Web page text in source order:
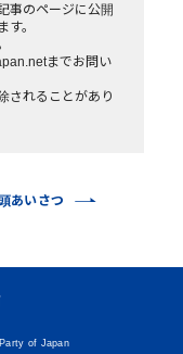
事のページに公開
。
までお問い
されることがあり
あいさつ
of Japan